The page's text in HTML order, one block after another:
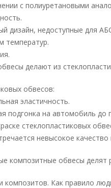
с полиуретановыми
дизайн, недоступные для
температур.
делают из
обвесов:
эластичность.
подгонка на автомобиль до
стеклопластиковых
невысокое
композитные обвесы делят
композитов. Как правило